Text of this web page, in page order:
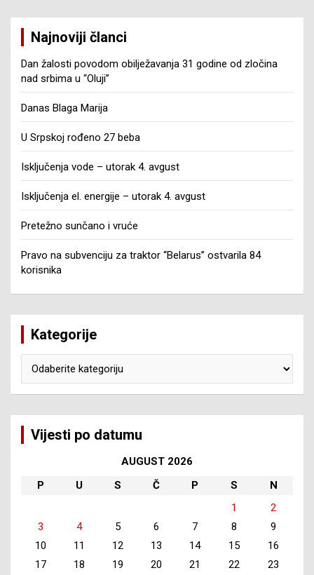
Najnoviji članci
Dan žalosti povodom obilježavanja 31 godine od zločina
nad srbima u “Oluji”
Danas Blaga Marija
U Srpskoj rođeno 27 beba
Isključenja vode – utorak 4. avgust
Isključenja el. energije – utorak 4. avgust
Pretežno sunčano i vruće
Pravo na subvenciju za traktor “Belarus” ostvarila 84
korisnika
Kategorije
Vijesti po datumu
AUGUST 2026
P
U S Č P S
N
1
2
3
4 5 6 7 8
9
10
11 12 13 14 15
16
17
18 19 20 21 22
23